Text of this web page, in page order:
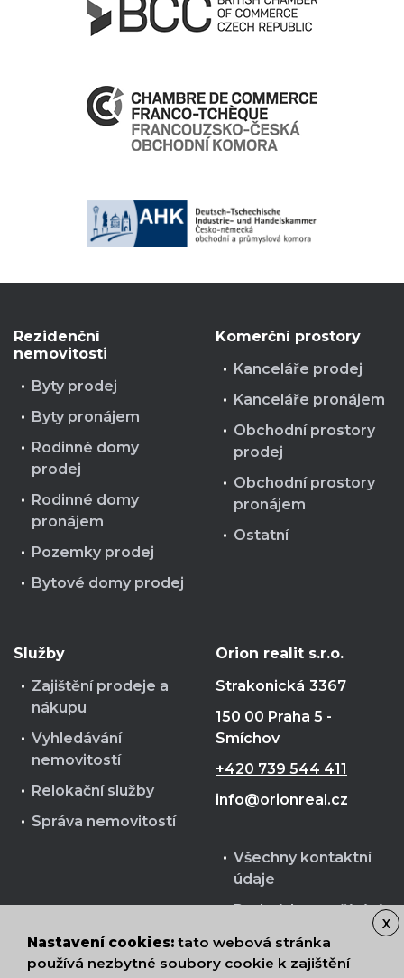
Rezidenční
nemovitosti
Byty prodej
Byty pronájem
Rodinné domy
prodej
Rodinné domy
pronájem
Pozemky prodej
Bytové domy prodej
Komerční prostory
Kanceláře prodej
Kanceláře pronájem
Obchodní prostory
prodej
Obchodní prostory
pronájem
Ostatní
Služby
Zajištění prodeje a
nákupu
Vyhledávání
nemovitostí
Relokační služby
Správa nemovitostí
Orion realit s.r.o.
Strakonická 3367
150 00 Praha 5 -
Smíchov
+420 739 544 411
info@orionreal.cz
Všechny kontaktní
údaje
Podmínky používání
Zpracování osobních
X
Nastavení cookies: tato webová stránka
používá nezbytné soubory cookie k zajištění